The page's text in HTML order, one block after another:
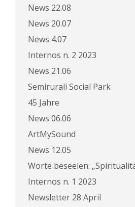
News 22.08
News 20.07
News 4.07
Internos n. 2 2023
News 21.06
Semirurali Social Park
45 Jahre
News 06.06
ArtMySound
News 12.05
Worte beseelen:
Internos n. 1 2023
Newsletter 28 April